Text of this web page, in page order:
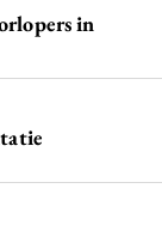
in